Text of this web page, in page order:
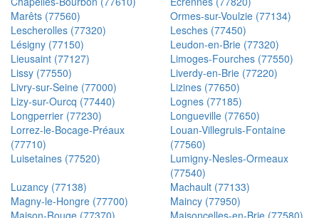
Marêts (77560)
Ormes-sur-Voulzie (77134)
Lescherolles (77320)
Lesches (77450)
Lésigny (77150)
Leudon-en-Brie (77320)
Lieusaint (77127)
Limoges-Fourches (77550)
Lissy (77550)
Liverdy-en-Brie (77220)
Livry-sur-Seine (77000)
Lizines (77650)
Lizy-sur-Ourcq (77440)
Lognes (77185)
Longperrier (77230)
Longueville (77650)
Lorrez-le-Bocage-Préaux
(77710)
Louan-Villegruis-Fontaine
(77560)
Luisetaines (77520)
Lumigny-Nesles-Ormeaux
(77540)
Luzancy (77138)
Machault (77133)
Magny-le-Hongre (77700)
Maincy (77950)
Maison-Rouge (77370)
Maisoncelles-en-Brie (77580)